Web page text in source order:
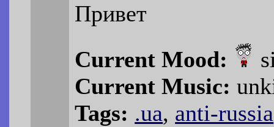
Привет
Current Mood:
Current Music:
Tags: .ua, anti-russia